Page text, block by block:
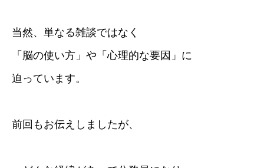
当然、単なる雑談ではなく
「脳の使い方」や「心理的な要因」に
迫っています。
前回もお伝えしましたが、